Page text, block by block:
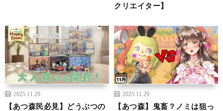
クリエイター】
2025.11.29
【あつ森民必見】どうぶつの
2025.11.29
【あつ森】鬼畜？ノミは狙っ